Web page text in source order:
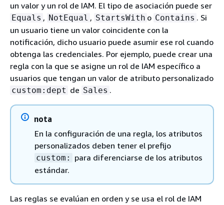
un valor y un rol de IAM. El tipo de asociación puede ser
Equals , NotEqual , StartsWith o Contains . Si
un usuario tiene un valor coincidente con la
notificación, dicho usuario puede asumir ese rol cuando
obtenga las credenciales. Por ejemplo, puede crear una
regla con la que se asigne un rol de IAM específico a
usuarios que tengan un valor de atributo personalizado
custom:dept de Sales .
nota
En la configuración de una regla, los atributos
personalizados deben tener el prefijo
custom:
para diferenciarse de los atributos
estándar.
Las reglas se evalúan en orden y se usa el rol de IAM